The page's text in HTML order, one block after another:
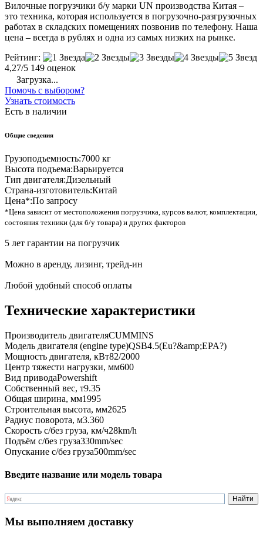
Вилочные погрузчики б/у марки UN производства Китая –
это техника, которая используется в погрузочно-разгрузочных
работах в складских помещениях позвонив по телефону. Наша
цена – всегда в рублях и одна из самых низких на рынке.
Рейтинг:
4,27/5 149 оценок
Загрузка...
Помочь с выбором?
Узнать стоимость
Есть в наличии
Общие сведения
Грузоподъемность:7000 кг
Высота подъема:Варьируется
Тип двигателя:Дизельный
Страна-изготовитель:Китай
Цена*:По запросу
*Цена зависит от местоположения погрузчика, курсов валют, комплектации,
состояния техники (для б/у товара) и других факторов
5 лет гарантии на погрузчик
Можно в аренду, лизинг, трейд-ин
Любой удобный способ оплаты
Технические характеристики
Производитель двигателяCUMMINS
Модель двигателя (engine type)QSB4.5(Eu?&amp;EPA?)
Мощность двигателя, кВт82/2000
Центр тяжести нагрузки, мм600
Вид приводаPowershift
Собственный вес, т9.35
Общая ширина, мм1995
Строительная высота, мм2625
Радиус поворота, м3.360
Скорость с/без груза, км/ч28km/h
Подъём с/без груза330mm/sec
Опускание с/без груза500mm/sec
Введите название или модель товара
Мы выполняем доставку